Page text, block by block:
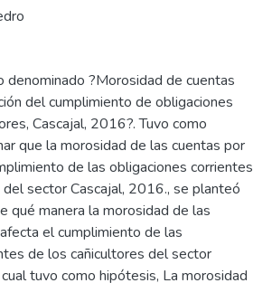
?Morosidad de cuentas
del cumplimiento de obligaciones
Cascajal, 2016?. Tuvo como
que la morosidad de las cuentas por
de las obligaciones corrientes
sector Cascajal, 2016., se planteó
qué manera la morosidad de las
el cumplimiento de las
de los cañicultores del sector
tuvo como hipótesis, La morosidad